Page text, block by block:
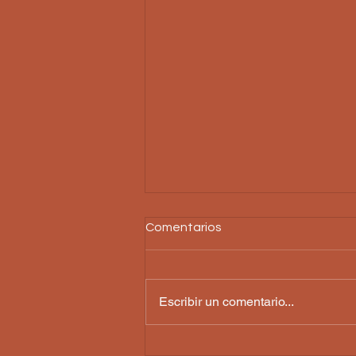
Comentarios
Escribir un comentario...